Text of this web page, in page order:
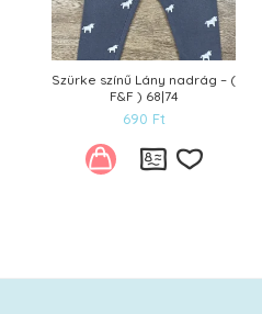
Szürke színű Lány nadrág – (
F&F ) 68|74
690 Ft